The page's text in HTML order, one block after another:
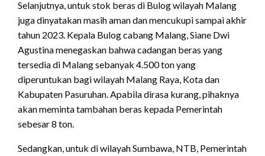
Selanjutnya, untuk stok beras di Bulog wilayah Malang
juga dinyatakan masih aman dan mencukupi sampai akhir
tahun 2023. Kepala Bulog cabang Malang, Siane Dwi
Agustina menegaskan bahwa cadangan beras yang
tersedia di Malang sebanyak 4.500 ton yang
diperuntukan bagi wilayah Malang Raya, Kota dan
Kabupaten Pasuruhan. Apabila dirasa kurang, pihaknya
akan meminta tambahan beras kepada Pemerintah
sebesar 8 ton.
Sedangkan, untuk di wilayah Sumbawa, NTB, Pemerintah